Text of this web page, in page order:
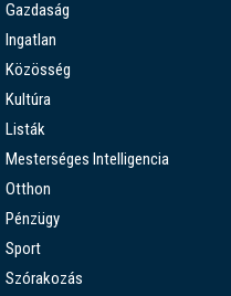
Gazdaság
Ingatlan
Közösség
Kultúra
Listák
Mesterséges Intelligencia
Otthon
Pénzügy
Sport
Szórakozás